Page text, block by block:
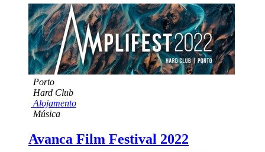
Porto
Hard Club
Alojamento
Música
Avanca Film Festival 2022